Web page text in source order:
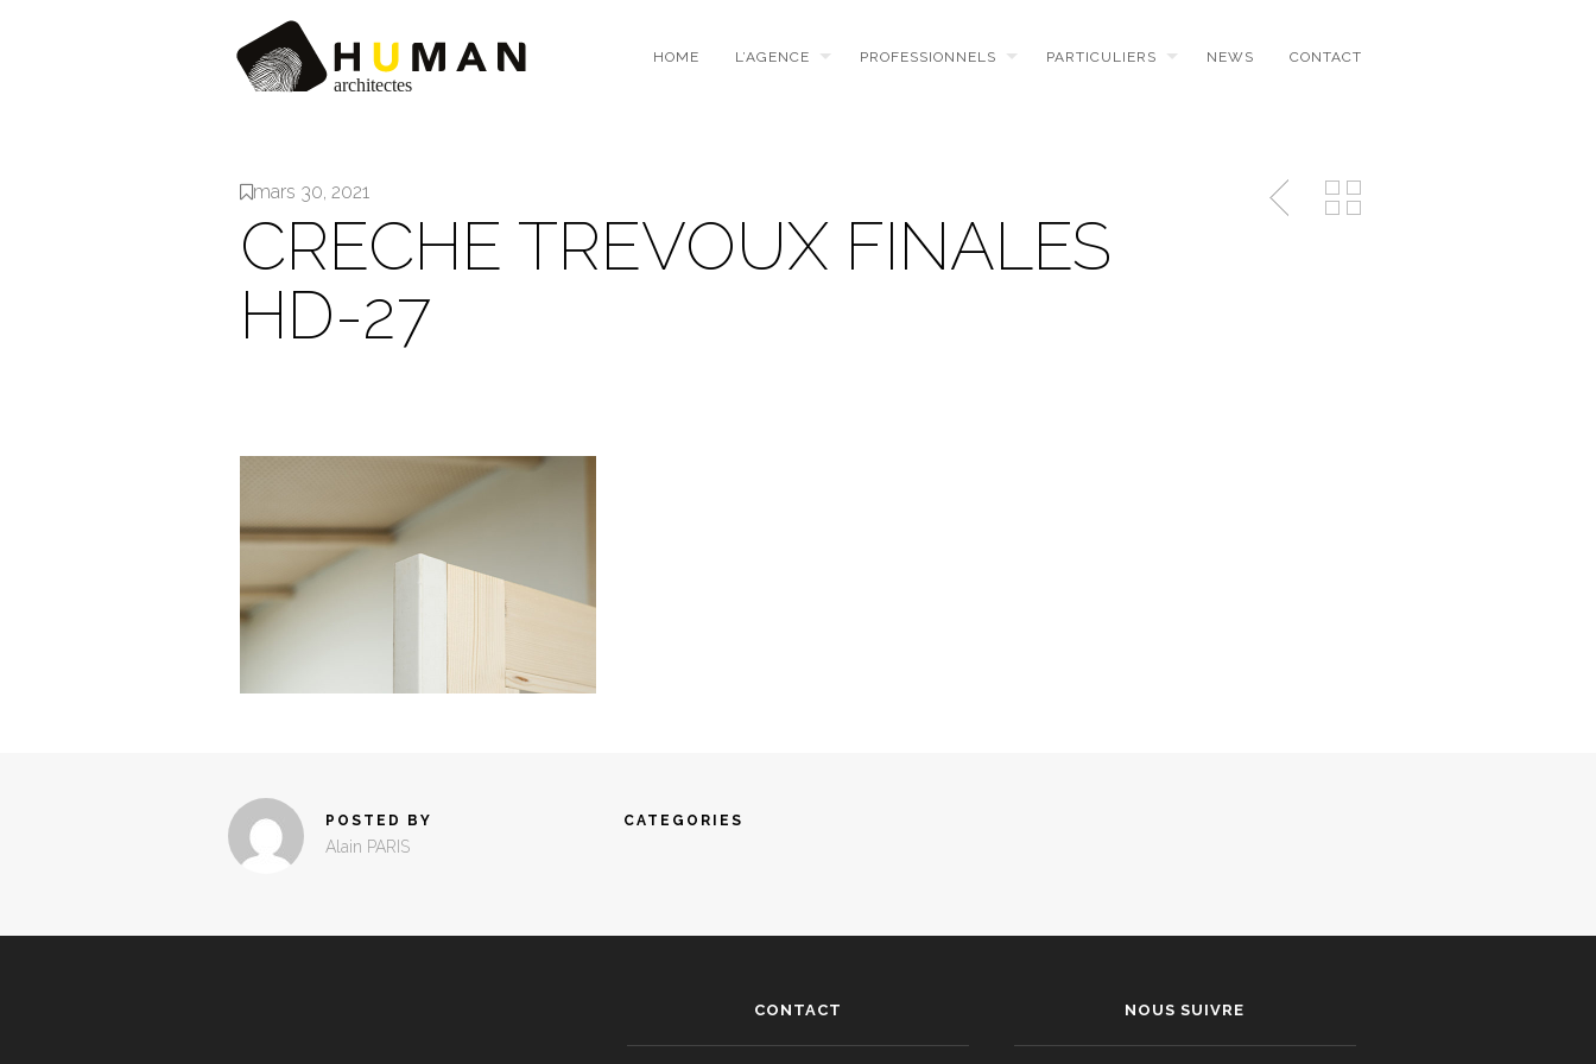
HOME L’AGENCE PROFESSIONNELS PARTICULIERS NEWS CONTACT
mars 30, 2021
CRECHE TREVOUX FINALES
HD-27
POSTED BY
Alain PARIS
CATEGORIES
CONTACT NOUS SUIVRE